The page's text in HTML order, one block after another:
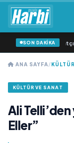
SON DAKİKA
sevilen sanatçısı
ANA SAYFA/
KÜLTÜR VE SANAT
Ali
Eller”